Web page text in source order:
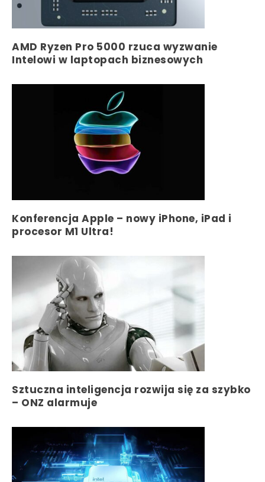
AMD Ryzen Pro 5000 rzuca wyzwanie
Intelowi w laptopach biznesowych
Konferencja Apple – nowy iPhone, iPad i
procesor M1 Ultra!
Sztuczna inteligencja rozwija się za szybko
– ONZ alarmuje